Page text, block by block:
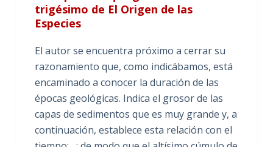
trigésimo de El Origen de las
Especies
El autor se encuentra próximo a cerrar su
razonamiento que, como indicábamos, está
encaminado a conocer la duración de las
épocas geológicas. Indica el grosor de las
capas de sedimentos que es muy grande y, a
continuación, establece esta relación con el